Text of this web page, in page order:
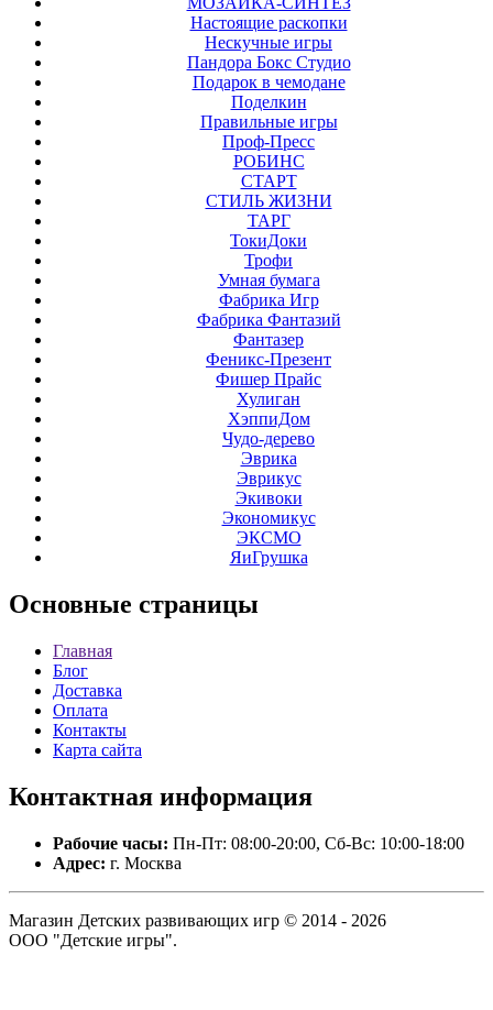
Настоящие раскопки
Нескучные игры
Пандора Бокс Студио
Подарок в чемодане
Поделкин
Правильные игры
Проф-Пресс
РОБИНС
СТАРТ
СТИЛЬ ЖИЗНИ
ТАРГ
ТокиДоки
Трофи
Умная бумага
Фабрика Игр
Фабрика Фантазий
Фантазер
Феникс-Презент
Фишер Прайс
Хулиган
ХэппиДом
Чудо-дерево
Эврика
Эврикус
Экивоки
Экономикус
ЭКСМО
ЯиГрушка
Основные страницы
Главная
Блог
Доставка
Оплата
Контакты
Карта сайта
Контактная информация
Рабочие часы: Пн-Пт: 08:00-20:00, Сб-Вс: 10:00-18:00
Адрес: г. Москва
Магазин Детских развивающих игр © 2014 - 2026
ООО "Детские игры".